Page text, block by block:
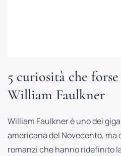
5 curiosità che
William Faulkner
William Faulkner è uno dei
americana del Novecento, ma
romanzi che hanno ridefinito